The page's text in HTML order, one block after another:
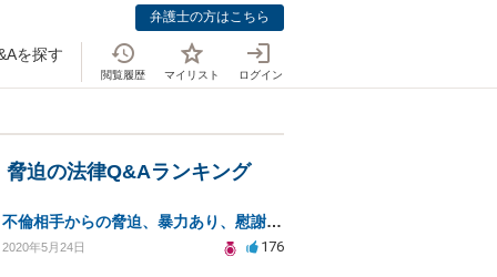
弁護士の方はこちら
を探す
閲覧履歴 マイリスト ログイン
脅迫の法律Q&Aランキング
不倫相手からの脅迫、暴力あり、慰謝料は払わなければいけませんか
2020年5月24日 176